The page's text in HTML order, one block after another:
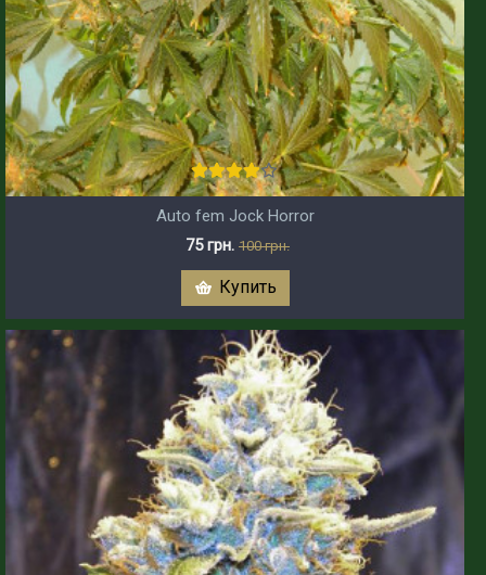
Auto fem Jock Horror
75 грн. 100 грн.
Купить